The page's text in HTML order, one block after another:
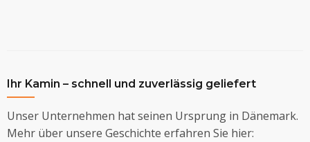
Ihr Kamin – schnell und zuverlässig geliefert
Unser Unternehmen hat seinen Ursprung in Dänemark.
Mehr über unsere Geschichte erfahren Sie hier: